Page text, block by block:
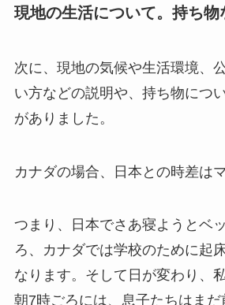
現地の生活について。持ち物
次に、現地の気候や生活環境、
い方などの説明や、持ち物につ
がありました。
カナダの場合、日本との時差は
つまり、日本でさあ寝ようとベ
ろ、カナダでは学校のために起
なります。そして日が変わり、
朝7時ごろには、息子たちはま